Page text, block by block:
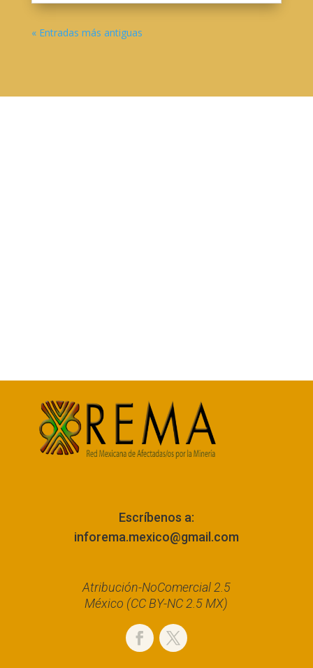
« Entradas más antiguas
Escríbenos a:
inforema.mexico@gmail.com
Atribución-NoComercial 2.5
México (CC BY-NC 2.5 MX)